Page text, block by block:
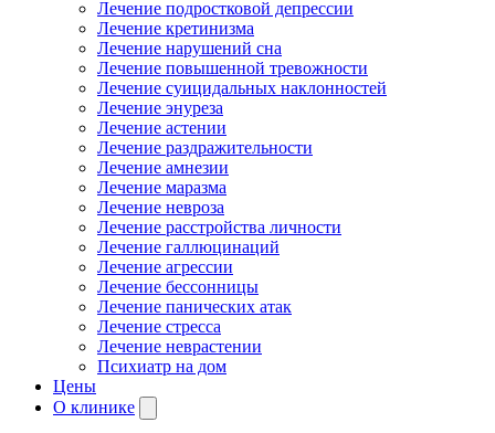
Лечение подростковой депрессии
Лечение кретинизма
Лечение нарушений сна
Лечение повышенной тревожности
Лечение суицидальных наклонностей
Лечение энуреза
Лечение астении
Лечение раздражительности
Лечение амнезии
Лечение маразма
Лечение невроза
Лечение расстройства личности
Лечение галлюцинаций
Лечение агрессии
Лечение бессонницы
Лечение панических атак
Лечение стресса
Лечение неврастении
Психиатр на дом
Цены
О клинике